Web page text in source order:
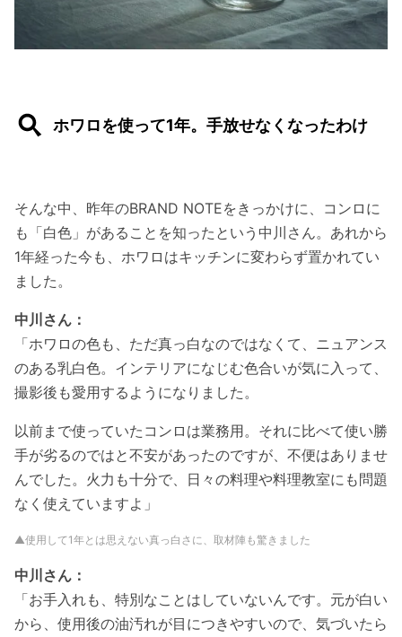
ホワロを使って1年。手放せなくなったわけ
そんな中、昨年のBRAND NOTEをきっかけに、コンロに
も「白色」があることを知ったという中川さん。あれから
1年経った今も、ホワロはキッチンに変わらず置かれてい
ました。
中川さん：
「ホワロの色も、ただ真っ白なのではなくて、ニュアンス
のある乳白色。インテリアになじむ色合いが気に入って、
撮影後も愛用するようになりました。
以前まで使っていたコンロは業務用。それに比べて使い勝
手が劣るのではと不安があったのですが、不便はありませ
んでした。火力も十分で、日々の料理や料理教室にも問題
なく使えていますよ」
▲使用して1年とは思えない真っ白さに、取材陣も驚きました
中川さん：
「お手入れも、特別なことはしていないんです。元が白い
から、使用後の油汚れが目につきやすいので、気づいたら